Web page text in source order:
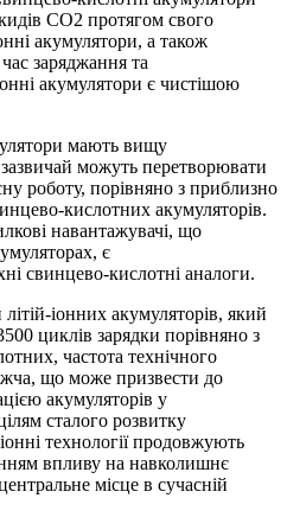
CO2 протягом свого
акумулятори, а також
заряджання та
акумулятори є чистішою
мають вищу
можуть перетворювати
роботу, порівняно з приблизно
кислотних акумуляторів.
навантажувачі, що
є
свинцево-кислотні аналоги.
іонних акумуляторів, який
циклів зарядки порівняно з
частота технічного
що може призвести до
акумуляторів у
сталого розвитку
технології продовжують
впливу на навколишнє
місце в сучасній